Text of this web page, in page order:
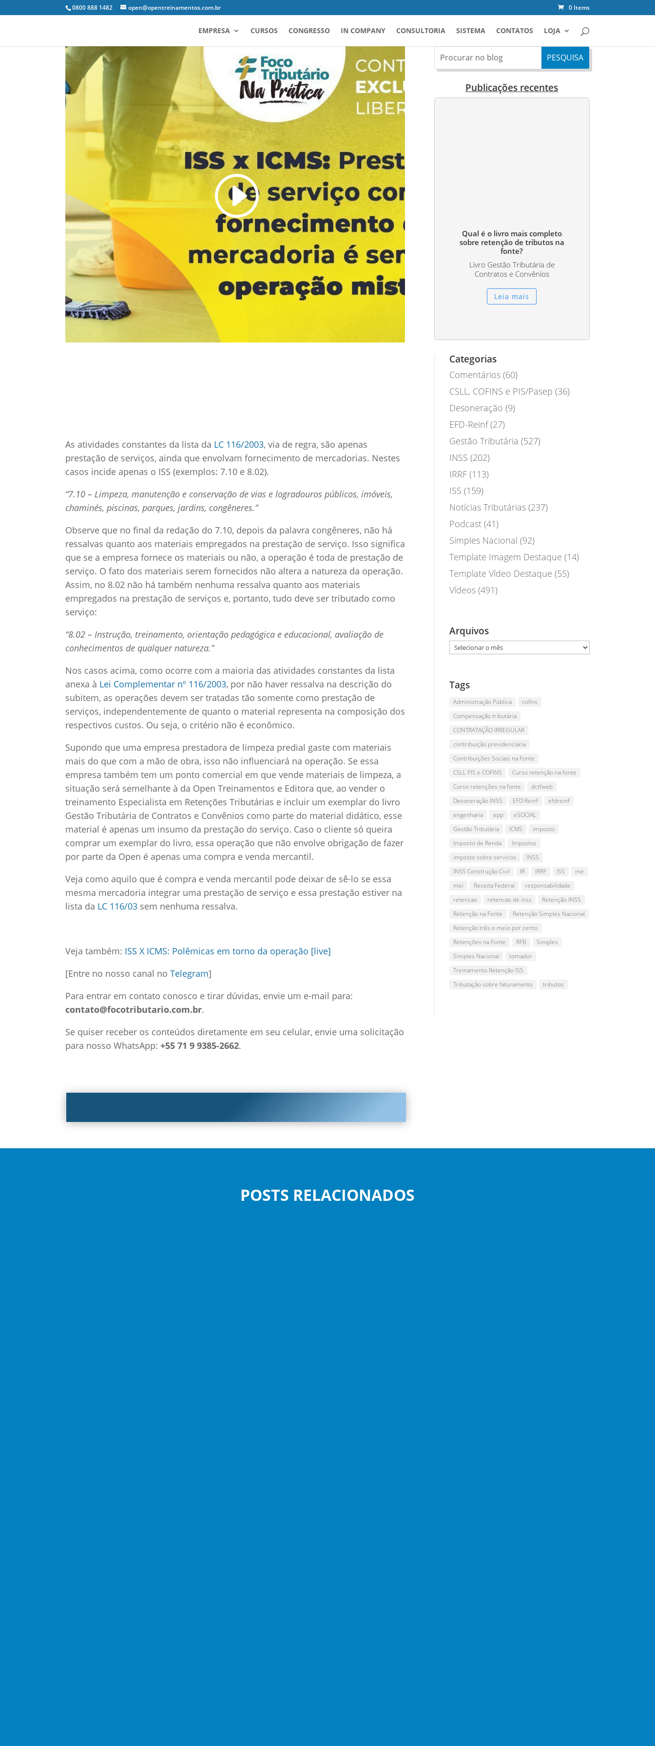
0800 888 1482 open@opentreinamentos.com.br 0 Items
EMPRESA CURSOS CONGRESSO IN COMPANY CONSULTORIA SISTEMA CONTATOS LOJA
As atividades constantes da lista da LC 116/2003, via de regra, são apenas
prestação de serviços, ainda que envolvam fornecimento de mercadorias. Nestes
casos incide apenas o ISS (exemplos: 7.10 e 8.02).
“7.10 – Limpeza, manutenção e conservação de vias e logradouros públicos, imóveis,
chaminés, piscinas, parques, jardins, congêneres.”
Observe que no final da redação do 7.10, depois da palavra congêneres, não há
ressalvas quanto aos materiais empregados na prestação de serviço. Isso significa
que se a empresa fornece os materiais ou não, a operação é toda de prestação de
serviço. O fato dos materiais serem fornecidos não altera a natureza da operação.
Assim, no 8.02 não há também nenhuma ressalva quanto aos materiais
empregados na prestação de serviços e, portanto, tudo deve ser tributado como
serviço:
“8.02 – Instrução, treinamento, orientação pedagógica e educacional, avaliação de
conhecimentos de qualquer natureza.”
Nos casos acima, como ocorre com a maioria das atividades constantes da lista
anexa à Lei Complementar nº 116/2003, por não haver ressalva na descrição do
subitem, as operações devem ser tratadas tão somente como prestação de
serviços, independentemente de quanto o material representa na composição dos
respectivos custos. Ou seja, o critério não é econômico.
Supondo que uma empresa prestadora de limpeza predial gaste com materiais
mais do que com a mão de obra, isso não influenciará na operação. Se essa
empresa também tem um ponto comercial em que vende materiais de limpeza, a
situação será semelhante à da Open Treinamentos e Editora que, ao vender o
treinamento Especialista em Retenções Tributárias e incluir um exemplar do livro
Gestão Tributária de Contratos e Convênios como parte do material didático, esse
material é apenas um insumo da prestação do serviço. Caso o cliente só queira
comprar um exemplar do livro, essa operação que não envolve obrigação de fazer
por parte da Open é apenas uma compra e venda mercantil.
Veja como aquilo que é compra e venda mercantil pode deixar de sê-lo se essa
mesma mercadoria integrar uma prestação de serviço e essa prestação estiver na
lista da LC 116/03 sem nenhuma ressalva.
Veja também: ISS X ICMS: Polêmicas em torno da operação [live]
[Entre no nosso canal noTelegram]
Para entrar em contato conosco e tirar dúvidas, envie um e-mail para:
contato@focotributario.com.br.
Se quiser receber os conteúdos diretamente em seu celular, envie uma solicitação
para nosso WhatsApp:+55 71 9 9385-2662.
Publicações recentes
Qual é o livro mais completo
sobre retenção de tributos na
fonte?
Livro Gestão Tributária de
Contratos e Convênios
Leia mais
Categorias
Comentários(60)
CSLL, COFINS e PIS/Pasep (36)
Desoneração (9)
EFD-Reinf(27)
Gestão Tributária (527)
INSS (202)
IRRF(113)
ISS (159)
Notícias Tributárias(237)
Podcast(41)
Simples Nacional (92)
Template Imagem Destaque (14)
Template Vídeo Destaque (55)
Vídeos(491)
Arquivos
Arquivos
Tags
Administração Pública
cofins
Compensação tributária
CONTRATAÇÃO IRREGULAR
contribuição previdenciária
Contribuições Sociais na Fonte
CSLL PIS e COFINS
Curso retenção na fonte
Curso retenções na fonte
dctfweb
Desoneração INSS
EFD Reinf
efdreinf
engenharia
epp
eSOCIAL
Gestão Tributária
ICMS
imposto
Imposto de Renda
Impostos
imposto sobre servicos
INSS
INSS Construção Civil
IR IRRF ISS
me
mei
Receita Federal
responsabilidade
retencao
retencao de inss
Retenção INSS
Retenção na Fonte
Retenção Simples Nacional
Retenção três e meio por cento
Retenções na Fonte
RFB
Simples
Simples Nacional
tomador
Treinamento Retenção ISS
Tributação sobre faturamento
tributos
POSTS RELACIONADOS